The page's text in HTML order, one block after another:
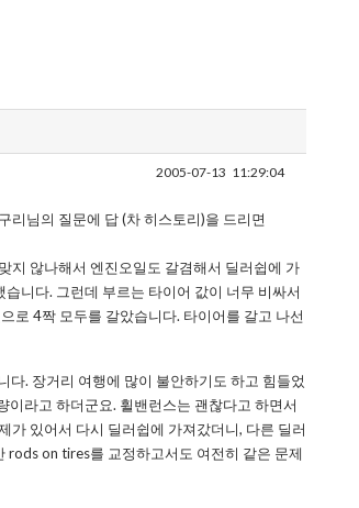
2005-07-13 11:29:04
리님의 질문에 답 (차 히스토리)을 드리면
지 않나해서 엔진오일도 갈겸해서 딜러쉽에 가
니다. 그런데 부르는 타이어 값이 너무 비싸서
로 4짝 모두를 갈았습니다. 타이어를 갈고 나선
. 장거리 여행에 많이 불안하기도 하고 힘들었
라고 하더군요. 휠밴런스는 괜찮다고 하면서
있어서 다시 딜러쉽에 가져갔더니, 다른 딜러
rods on tires를 교정하고서도 여전히 같은 문제